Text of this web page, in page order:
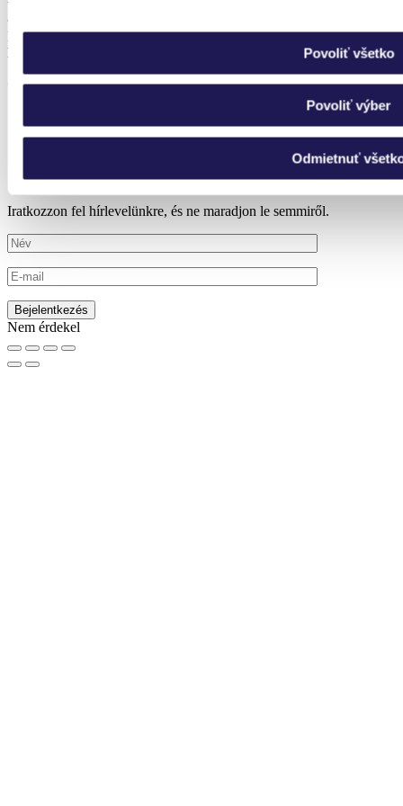
Povoliť všetko
Povoliť výber
Odmietnuť
vagy télikertet szeretne?
IRATKOZZON FEL
HÍRLEVELÜNKRE.
*a képen egyik ténylegesen megvalósított projektünk látható
Láthatja, hogyan működik nálunk az összeszerelés
Elsőként értesülhet akcióinkról és új termékeinkről
Iratkozzon fel hírlevelünkre, és ne maradjon le semmiről.
Nem érdekel